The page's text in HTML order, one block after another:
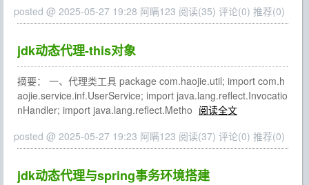
posted @ 2025-05-27 19:28 阿瞒123 阅读(35) 评论(0) 推荐(0)
jdk动态代理-this对象
摘要： 一、代理类工具 package com.haojie.util; import com.h
aojie.service.inf.UserService; import java.lang.reflect.Invocatio
nHandler; import java.lang.reflect.Metho 阅读全文
posted @ 2025-05-27 19:23 阿瞒123 阅读(37) 评论(0) 推荐(0)
jdk动态代理与spring事务环境搭建